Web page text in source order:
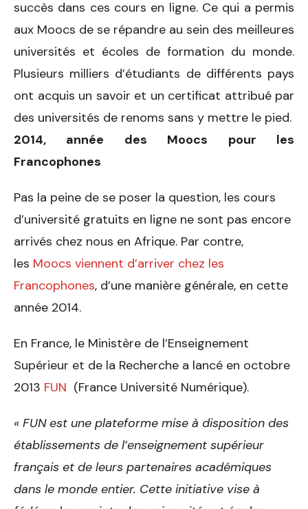
succès dans ces cours en ligne. Ce qui a permis
aux Moocs de se répandre au sein des meilleures
universités et écoles de formation du monde.
Plusieurs milliers d’étudiants de différents pays
ont acquis un savoir et un certificat attribué par
des universités de renoms sans y mettre le pied.
2014, année des Moocs pour les
Francophones
Pas la peine de se poser la question, les cours
d’université gratuits en ligne ne sont pas encore
arrivés chez nous en Afrique. Par contre,
les Moocs viennent d’arriver chez les
Francophones, d’une manière générale, en cette
année 2014.
En France, le Ministère de l’Enseignement
Supérieur et de la Recherche a lancé en octobre
2013 FUN (France Université Numérique).
« FUN est une plateforme mise à disposition des
établissements de l’enseignement supérieur
français et de leurs partenaires académiques
dans le monde entier. Cette initiative vise à